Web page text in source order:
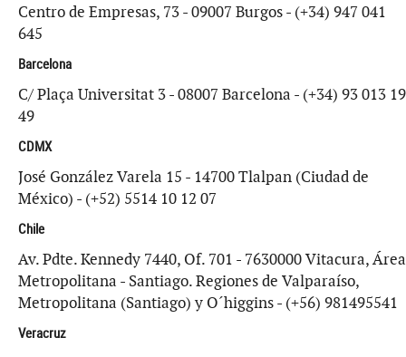
Centro de Empresas, 73 - 09007 Burgos - (+34) 947 041
645
Barcelona
C/ Plaça Universitat 3 - 08007 Barcelona - (+34) 93 013 19
49
CDMX
José González Varela 15 - 14700 Tlalpan (Ciudad de
México) - (+52) 5514 10 12 07
Chile
Av. Pdte. Kennedy 7440, Of. 701 - 7630000 Vitacura, Área
Metropolitana - Santiago. Regiones de Valparaíso,
Metropolitana (Santiago) y O´higgins - (+56) 981495541
Veracruz